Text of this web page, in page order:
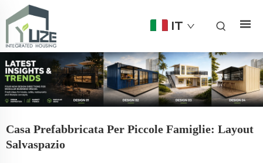
IT
Casa Prefabbricata Per Piccole Famiglie: Layout
Salvaspazio